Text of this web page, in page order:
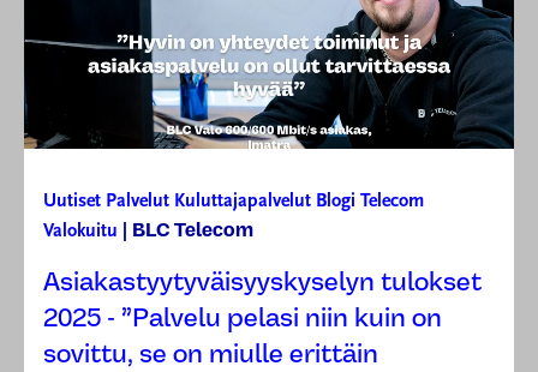
Uutiset Palvelut Kuluttajapalvelut Blogi Telecom
Valokuitu
BLC Telecom
Asiakastyytyväisyyskyselyn tulokset
2025 - ”Palvelu pelasi niin kuin on
sovittu, se on miulle erittäin